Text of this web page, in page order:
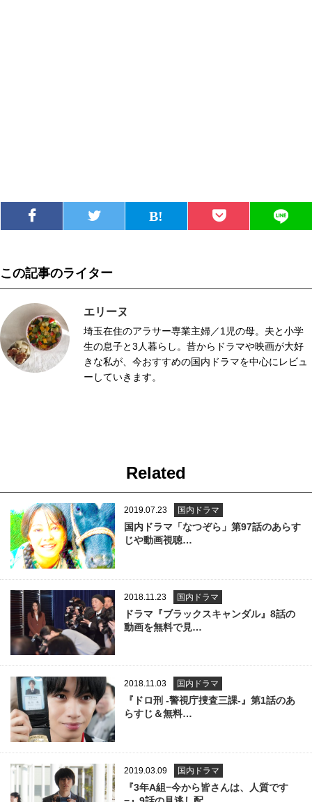
この記事のライター
エリーヌ
埼玉在住のアラサー専業主婦／1児の母。夫と小学
生の息子と3人暮らし。昔からドラマや映画が大好
きな私が、今おすすめの国内ドラマを中心にレビュ
ーしていきます。
Related
2019.07.23 国内ドラマ
国内ドラマ「なつぞら」第97話のあらす
じや動画視聴…
2018.11.23 国内ドラマ
ドラマ『ブラックスキャンダル』8話の
動画を無料で見…
2018.11.03 国内ドラマ
『ドロ刑 -警視庁捜査三課-』第1話のあ
らすじ＆無料…
2019.03.09 国内ドラマ
『3年A組−今から皆さんは、人質です